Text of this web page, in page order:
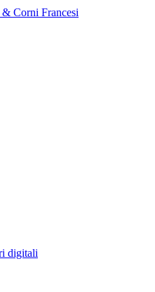
Corni Francesi
digitali